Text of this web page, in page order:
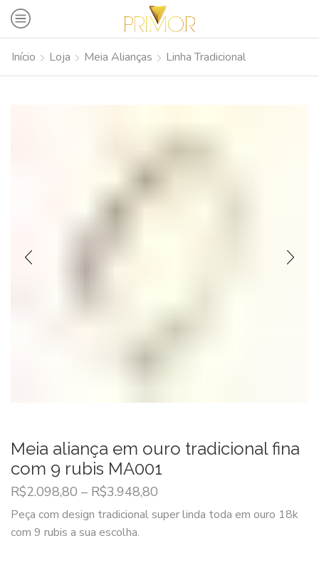
Início Loja Meia Alianças Linha Tradicional
Meia aliança em ouro tradicional fina
com 9 rubis MA001
R$2.098,80 – R$3.948,80
Peça com design tradicional super linda toda em ouro 18k
com 9 rubis a sua escolha.